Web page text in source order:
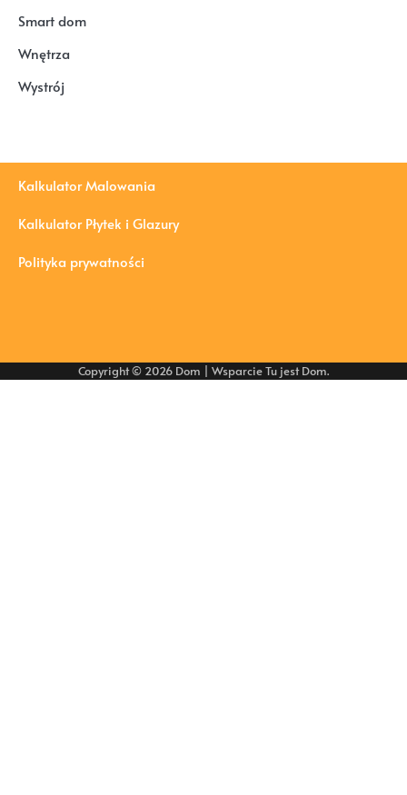
Smart dom
Wnętrza
Wystrój
Kalkulator Malowania
Kalkulator Płytek i Glazury
Polityka prywatności
Copyright © 2026 Dom | WsparcieTu jest Dom.